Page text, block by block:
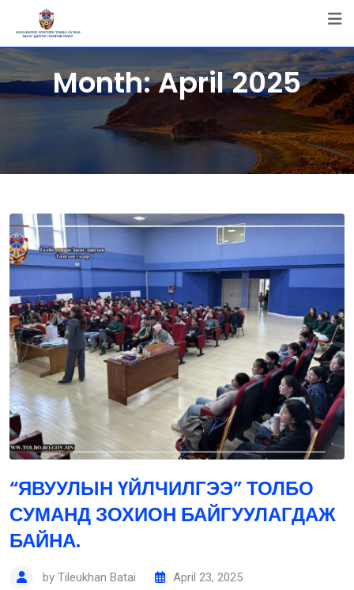
content
Month:April 2025
“ЯВУУЛЫН ҮЙЛЧИЛГЭЭ” ТОЛБО
СУМАНД ЗОХИОН БАЙГУУЛАГДАЖ
БАЙНА.
by Tileukhan Batai
April 23, 2025